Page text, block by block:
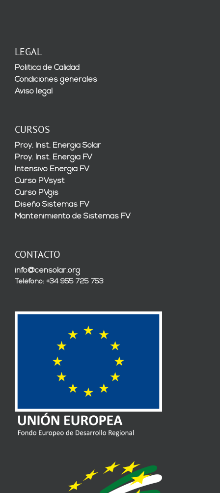
LEGAL
Política de Calidad
Condiciones generales
Aviso legal
CURSOS
Proy. Inst. Energía Solar
Proy. Inst. Energía FV
Intensivo Energía FV
Curso PVsyst
Curso PVgis
Diseño Sistemas FV
Mantenimiento de Sistemas FV
CONTACTO
info@censolar.org
Teléfono: +34 955 725 753